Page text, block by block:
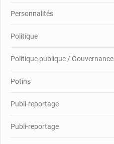
Personnalités
Politique
Politique publique / Gouvernance
Potins
Publi-reportage
Publi-reportage